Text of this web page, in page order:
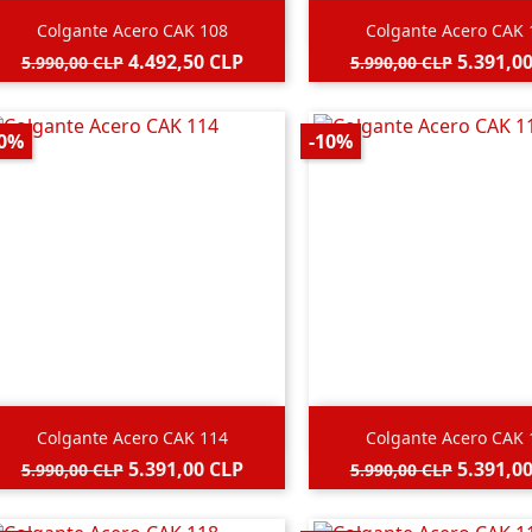
Colgante Acero CAK 108
Precio
base
5.990,00 CLP Precio
4.492,50 CLP
 Vista rápida Colgante Acero CAK
Precio
base
5.990,00 CLP Precio
 Vista rápida
Colgante Acero CAK 114
Precio
base
5.990,00 CLP Precio
5.391,00 CLP
 Vista rápida Colgante Acero CAK
Precio
base
5.990,00 CLP
-10%
Precio
 Vista rápida